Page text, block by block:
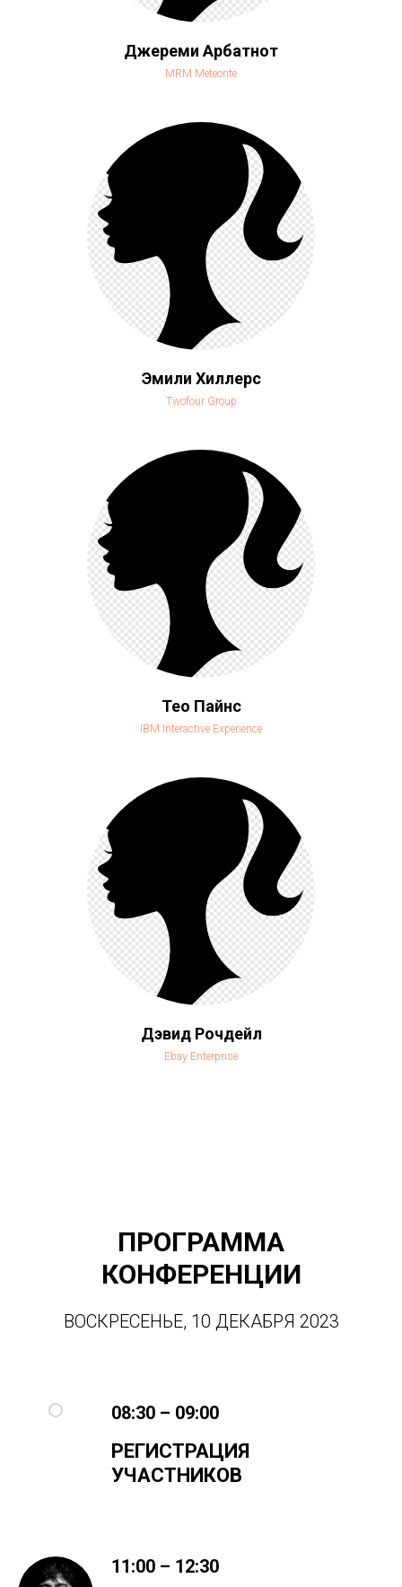
Джереми Арбатнот
MRM Meteorite
Эмили Хиллерс
Twofour Group
Тео Пайнс
IBM Interactive Experience
Дэвид Рочдейл
Ebay Enterprise
ПРОГРАММА
КОНФЕРЕНЦИИ
ВОСКРЕСЕНЬЕ, 10 ДЕКАБРЯ 2023
08:30 – 09:00
РЕГИСТРАЦИЯ
УЧАСТНИКОВ
11:00 – 12:30